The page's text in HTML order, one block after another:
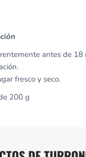
antes de 18
fresco y seco.
200 g